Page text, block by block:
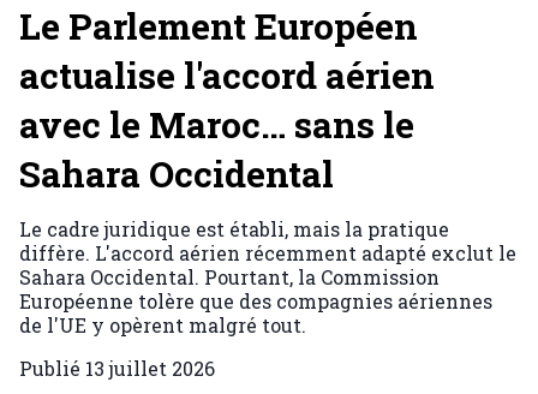
Le Parlement Européen
actualise l'accord aérien
avec le Maroc… sans le
Sahara Occidental
Le cadre juridique est établi, mais la pratique
diffère. L'accord aérien récemment adapté exclut le
Sahara Occidental. Pourtant, la Commission
Européenne tolère que des compagnies aériennes
de l'UE y opèrent malgré tout.
Publié 13 juillet 2026